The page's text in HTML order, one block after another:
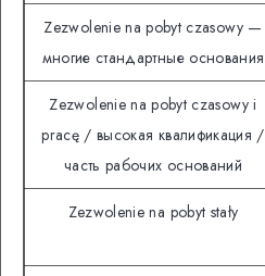
Zezwolenie na pobyt czasowy —
многие стандартные основания
Zezwolenie na pobyt czasowy i
pracę / высокая квалификация /
часть рабочих оснований
Zezwolenie na pobyt stały